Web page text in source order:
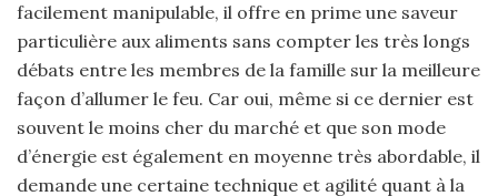
facilement manipulable, il offre en prime une saveur
particulière aux aliments sans compter les très longs
débats entre les membres de la famille sur la meilleure
façon d’allumer le feu. Car oui, même si ce dernier est
souvent le moins cher du marché et que son mode
d’énergie est également en moyenne très abordable, il
demande une certaine technique et agilité quant à la